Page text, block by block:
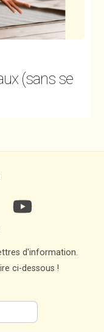
(sans se
d'information.
ci-dessous !